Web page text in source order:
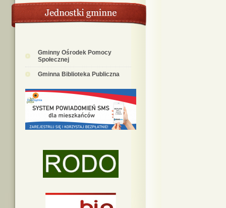
Gminny Ośrodek Pomocy
Społecznej
Gminna Biblioteka Publiczna